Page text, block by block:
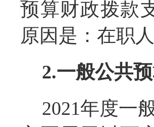
预算财政拨款
原因是：在职
2.一般公共
2021年度一